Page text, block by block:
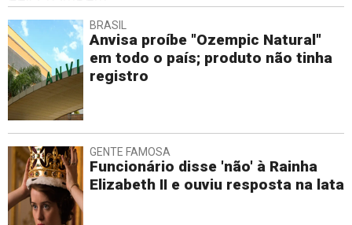
BRASIL
Anvisa proíbe "Ozempic Natural"
em todo o país; produto não tinha
registro
GENTE FAMOSA
Funcionário disse 'não' à Rainha
Elizabeth II e ouviu resposta na lata